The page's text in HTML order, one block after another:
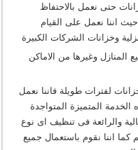
حتى نعمل بالاحتفاظ
اننا نعمل على القيام
وخزانات الشركات الكبيرة
وغيرها من الاماكن
لفترات طويلة فاننا نعمل
الخدمة المتميزة المتواجدة
والرائعة فى تنظيف اى نوع
كما اننا نقوم باستعمال جميع